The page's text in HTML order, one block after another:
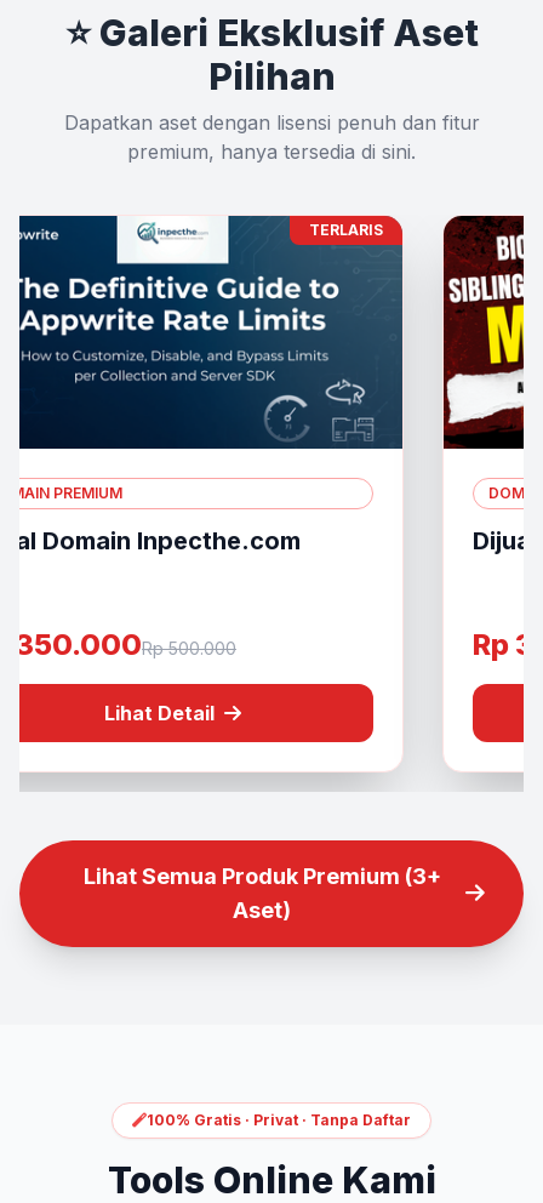
⭐ Galeri Eksklusif Aset
Pilihan
Dapatkan aset dengan lisensi penuh dan fitur
premium, hanya tersedia di sini.
TERLARIS
PREMIUM
Domain Inpecthe.com
350.000Rp 500.000
Lihat Detail
Rp
Lihat Semua Produk Premium (3+
Aset)
100% Gratis · Privat · Tanpa Daftar
Tools Online Kami